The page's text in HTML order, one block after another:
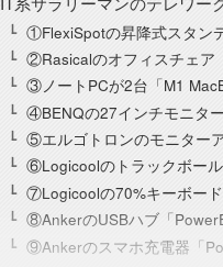
①FlexiSpotの昇降式スタン
②Rasicalのオフィスチェア
③ノートPCが2台「M1
④BENQの27インチモニタ
⑤エルゴトロンのモニター
⑥Logicoolのトラックボー
⑦Logicoolの70%キーボード
⑧AnkerのUSBハブ「
⑨Ankerのスマホ充電器「